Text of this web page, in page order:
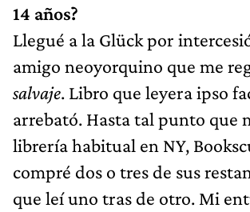
14 años?
Llegué a la Glück por
amigo neoyorquino que me
salvaje. Libro que leyera ipso
arrebató. Hasta tal punto que
librería habitual en NY,
compré dos o tres de sus
que leí uno tras de otro. Mi